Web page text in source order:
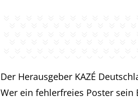
Der Herausgeber KAZÉ
Wer ein fehlerfreies Poster